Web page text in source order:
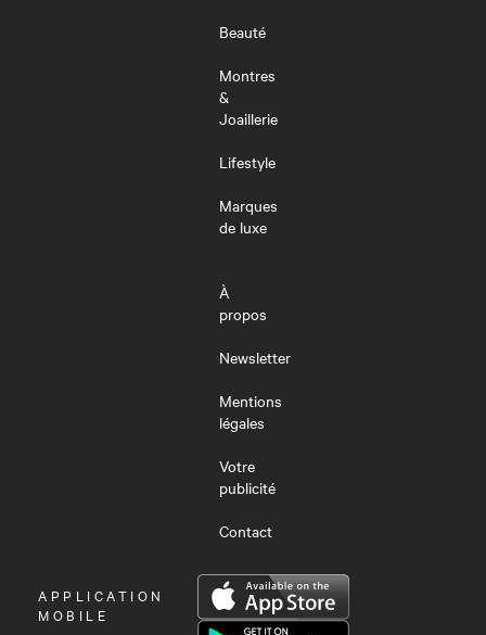
Beauté
Montres
&
Joaillerie
Lifestyle
Marques
de luxe
À
propos
Newsletter
Mentions
légales
Votre
publicité
Contact
OUVRIR
LE
APPLICATION
MOBILE